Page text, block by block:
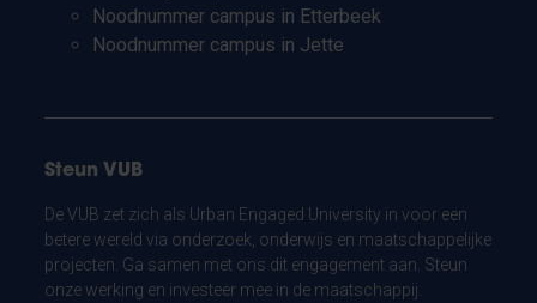
Noodnummer campus in Etterbeek
Noodnummer campus in Jette
Steun VUB
De VUB zet zich als Urban Engaged University in voor een
betere wereld via onderzoek, onderwijs en maatschappelijke
projecten. Ga samen met ons dit engagement aan. Steun
onze werking en investeer mee in de maatschappij.